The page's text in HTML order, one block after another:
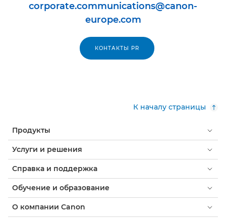
corporate.communications@canon-
europe.com
КОНТАКТЫ PR
К началу страницы
Продукты
Услуги и решения
Справка и поддержка
Обучение и образование
О компании Canon